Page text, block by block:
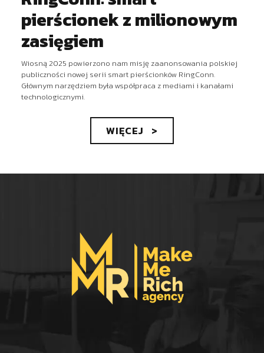
pierścionek z milionowym
zasięgiem
Wiosną 2025 powierzono nam misję zaanonsowania polskiej
publiczności nowej serii smart pierścionków RingConn.
Głównym narzędziem była współpraca z mediami i kanałami
technologicznymi.
WIĘCEJ